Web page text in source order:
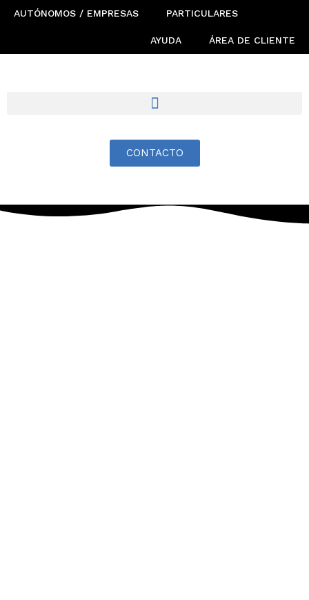
AUTÓNOMOS / EMPRESAS PARTICULARES
ÁREA DE CLIENTE
AYUDA
CONTACTO